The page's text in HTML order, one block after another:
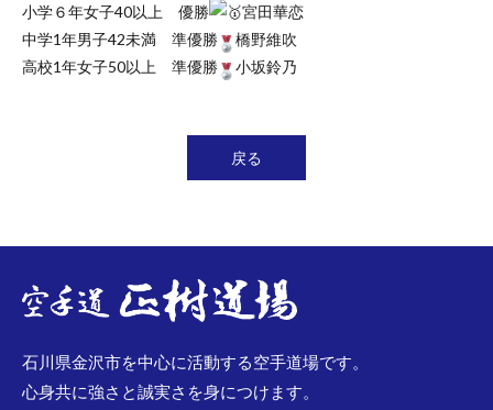
小学６年女子40以上 優勝
宮田華恋
中学1年男子42未満 準優勝
橋野維吹
高校1年女子50以上 準優勝
小坂鈴乃
戻る
石川県金沢市を中心に活動する空手道場です。
心身共に強さと誠実さを身につけます。